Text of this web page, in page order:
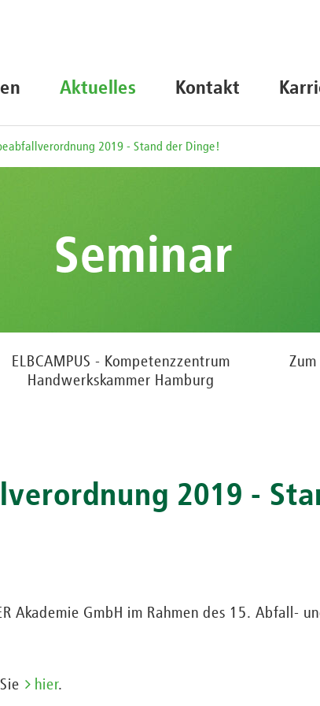
Aktuelles Kontakt
2019 - Stand der Dinge!
Seminar
ELBCAMPUS - Kompetenzzentrum
Handwerkskammer Hamburg
2019 -
Akademie GmbH im Rahmen des 15. Abfall-
hier.